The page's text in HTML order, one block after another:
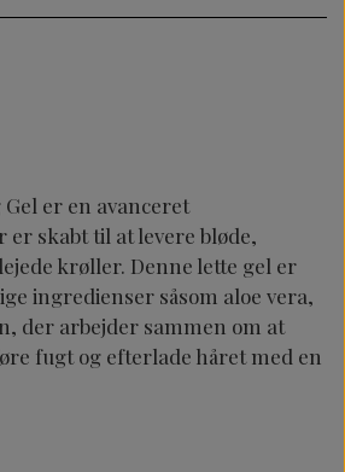
er en avanceret
skabt til at levere bløde,
krøller. Denne lette gel er
ingredienser såsom aloe vera,
der arbejder sammen om at
fugt og efterlade håret med en